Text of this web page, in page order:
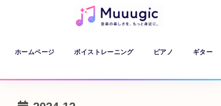
ホームページ ボイストレーニング ピアノ ギター